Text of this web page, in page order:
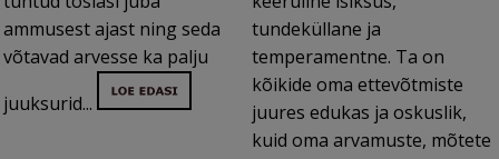
ammusest ajast ning seda
võtavad arvesse ka palju
juuksurid...
tundeküllane ja
temperamentne. Ta on
kõikide oma ettevõtmiste
juures edukas ja oskuslik,
kuid oma arvamuste, mõtete